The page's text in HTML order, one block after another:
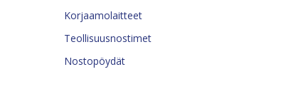
Korjaamolaitteet
Teollisuusnostimet
Nostopöydät